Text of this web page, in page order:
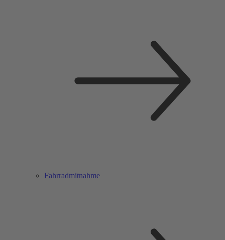
Fahrradmitnahme